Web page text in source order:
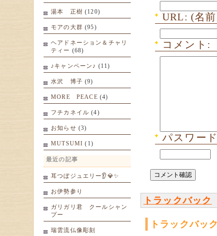
湯本 正樹 (120)
モアの大群 (95)
ヘアドネーション＆チャリ
ティー (68)
♪キャンペーン♪ (11)
水沢 博子 (9)
MORE PEACE (4)
フチカネイル (4)
お知らせ (3)
MUTSUMI (1)
最近の記事
耳つぼジュエリー👂💎✨
お伊勢参り
ガリガリ君 クールシャン
プー
瑞雲流仏像彫刻
URL: (名
コメント:
パスワー
トラックバック
トラックバッ